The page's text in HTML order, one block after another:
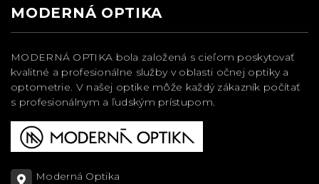
MODERNÁ OPTIKA
MODERNÁ OPTIKA bola založená s cieľom poskytovať
kvalitné a profesionálne služby v oblasti očnej optiky a
optometrie. V našej optike môže každý zákazník počítať
s profesionálnym a ľudským prístupom.
Moderná Optika